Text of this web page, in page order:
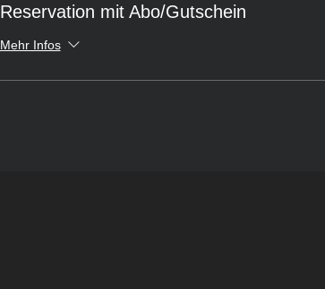
Reservation mit Abo/Gutschein
Mehr Infos